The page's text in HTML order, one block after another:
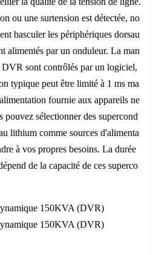
ou une surtension est détectée, no
basculer les périphériques dorsau
alimentés par un onduleur. La man
sont contrôlés par un logiciel,
typique peut être limité à 1 ms ma
fournie aux appareils ne
pouvez sélectionner des supercond
lithium comme sources d'alimenta
à vos propres besoins. La durée
de la capacité de ces superco